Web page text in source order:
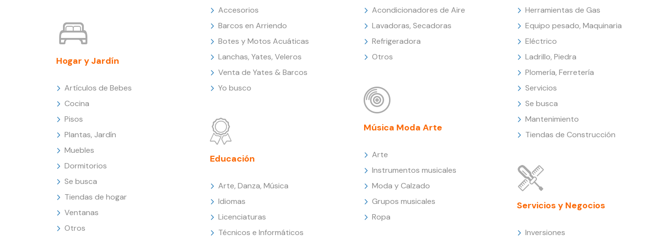
Hogar y Jardín
Artículos de Bebes
Cocina
Pisos
Plantas, Jardín
Muebles
Dormitorios
Se busca
Tiendas de hogar
Ventanas
Otros
Accesorios
Barcos en Arriendo
Botes y Motos Acuáticas
Lanchas, Yates, Veleros
Venta de Yates & Barcos
Yo busco
Educación
Arte, Danza, Música
Idiomas
Licenciaturas
Técnicos e Informáticos
Acondicionadores de Aire
Lavadoras, Secadoras
Refrigeradora
Otros
Música Moda Arte
Arte
Instrumentos musicales
Moda y Calzado
Grupos musicales
Ropa
Herramientas de Gas
Equipo pesado, Maquinaria
Eléctrico
Ladrillo, Piedra
Plomería, Ferretería
Servicios
Se busca
Mantenimiento
Tiendas de Construcción
Servicios y Negocios
Inversiones